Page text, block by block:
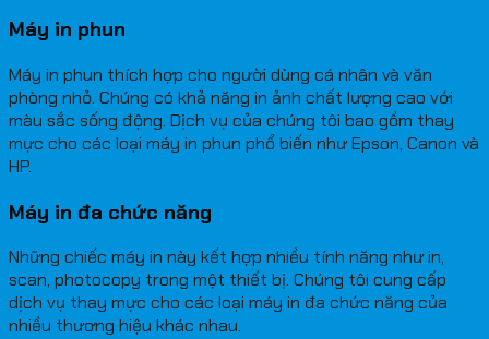
Máy in phun
Máy in phun thích hợp cho người dùng cá nhân và văn
phòng nhỏ. Chúng có khả năng in ảnh chất lượng cao với
màu sắc sống động. Dịch vụ của chúng tôi bao gồm thay
mực cho các loại máy in phun phổ biến như Epson, Canon và
HP.
Máy in đa chức năng
Những chiếc máy in này kết hợp nhiều tính năng như in,
scan, photocopy trong một thiết bị. Chúng tôi cung cấp
dịch vụ thay mực cho các loại máy in đa chức năng của
nhiều thương hiệu khác nhau.